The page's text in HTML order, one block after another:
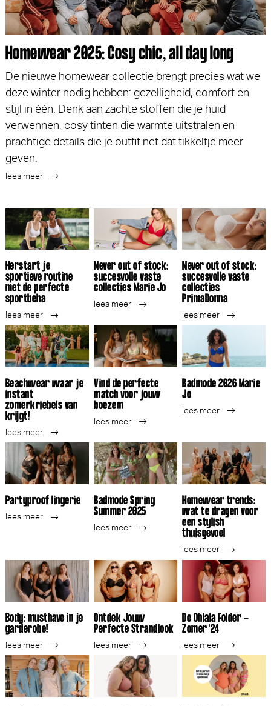
Homewear 2025: Cosy chic, all day long
De nieuwe homewear collectie brengt precies wat we
deze winter nodig hebben: gezelligheid, comfort en
stijl in één. Denk aan zachte stoffen die je huid
verwennen, cosy tinten die warmte uitstralen en
prachtige details die je outfit net dat tikkeltje meer
geven.
lees meer
Herstart je
sportieve routine
met de perfecte
sportbeha
lees meer
Never out of stock:
succesvolle vaste
collecties Marie Jo
lees meer
Never out of stock:
succesvolle vaste
collecties
PrimaDonna
lees meer
Beachwear waar je
instant
zomerkriebels van
krijgt!
lees meer
Vind de perfecte
match voor jouw
boezem
lees meer
Badmode 2026 Marie
Jo
lees meer
Partyproof lingerie
lees meer
Badmode Spring
Summer 2025
lees meer
Homewear trends:
wat te dragen voor
een stylish
thuisgevoel
lees meer
Body: musthave in je
garderobe!
lees meer
Ontdek Jouw
Perfecte Strandlook
lees meer
De Ohlala Folder -
Zomer '24
lees meer